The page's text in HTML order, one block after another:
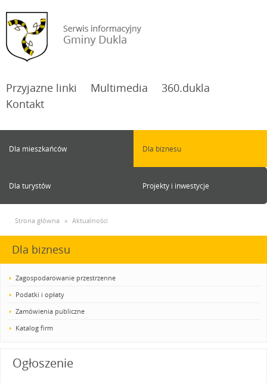
Przyjazne linki Multimedia
360.dukla
Kontakt
Dla mieszkańców Dla biznesu
Dla turystów Projekty i inwestycje
Strona główna » Aktualności
Dla biznesu
Zagospodarowanie przestrzenne
Podatki i opłaty
Zamówienia publiczne
Katalog firm
Ogłoszenie